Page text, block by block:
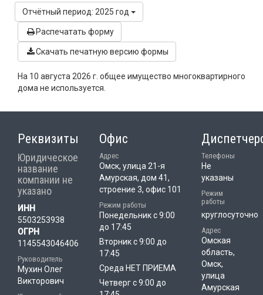
Отчётный период: 2025 год
Распечатать форму
Скачать печатную версию формы
На 10 августа 2026 г. общее имущество многоквартирного
дома не используется.
Реквизиты
Юридическое
название
компании не
указано
ИНН
5503253938
ОГРН
1145543046406
Руководитель
Мухин Олег
Викторович
Офис
Адрес
Омск, улица 21-я
Амурская, дом 41,
строение 3, офис 101
Режим работы
Понедельник с 9:00
до 17:45
Вторник с 9:00 до
17:45
Среда НЕТ ПРИЕМА
Четверг с 9:00 до
Телефоны
Не
указаны
Режим
работы
круглосуточно
Адрес
Омская
область,
Омск,
улица
Амурская